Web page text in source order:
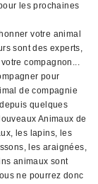
les prochaines
votre animal
sont des experts,
compagnon...
pour
de compagnie
quelques
Animaux de
les lapins, les
les araignées,
animaux sont
ne pourrez donc